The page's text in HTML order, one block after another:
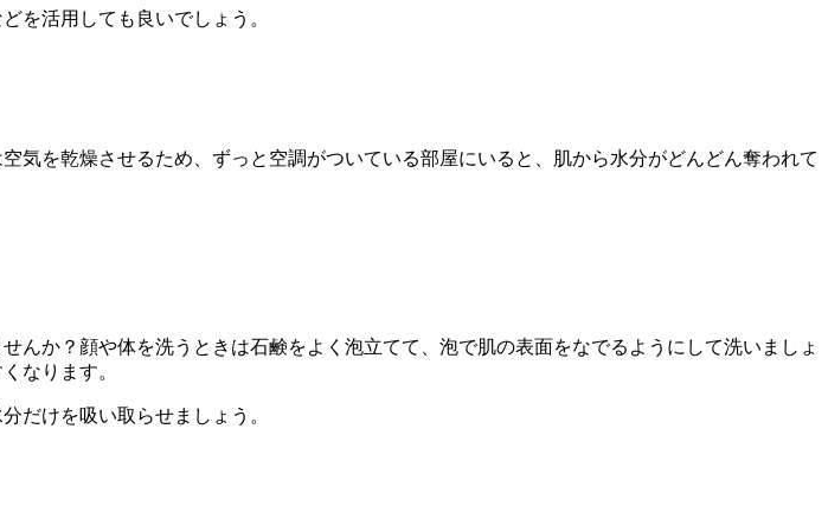
を活用しても良いでしょう。
を乾燥させるため、ずっと空調がついている部屋にいると、肌から水分がどんどん奪われて
か？顔や体を洗うときは石鹸をよく泡立てて、泡で肌の表面をなでるようにして洗いましょ
なります。
だけを吸い取らせましょう。